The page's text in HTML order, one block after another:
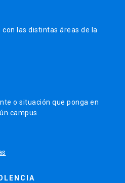
las distintas áreas de la
o situación que ponga en
campus.